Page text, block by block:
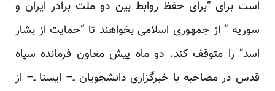
است برای “برای حفظ روابط بین دو ملت برادر ایران و
سوریه ” از جمهوری اسلامی بخواهند تا “حمایت از بشار
اسد” را متوقف کند. دو ماه پیش معاون فرمانده سپاه
قدس در مصاحبه با خبرگزاری دانشجویان ـ– ایسنا ـ– از